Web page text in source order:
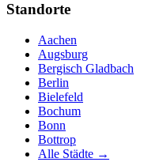
Standorte
Aachen
Augsburg
Bergisch Gladbach
Berlin
Bielefeld
Bochum
Bonn
Bottrop
Alle Städte →